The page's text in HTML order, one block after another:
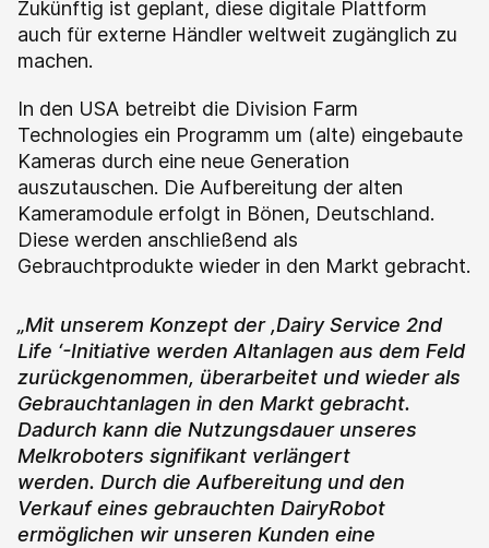
Zukünftig ist geplant, diese digitale Plattform
auch für externe Händler weltweit zugänglich zu
machen.
In den USA betreibt die Division Farm
Technologies ein Programm um (alte) eingebaute
Kameras durch eine neue Generation
auszutauschen. Die Aufbereitung der alten
Kameramodule erfolgt in Bönen, Deutschland.
Diese werden anschließend als
Gebrauchtprodukte wieder in den Markt gebracht.
„Mit unserem Konzept der ,Dairy Service 2nd
Life ‘-Initiative werden Altanlagen aus dem Feld
zurückgenommen, überarbeitet und wieder als
Gebrauchtanlagen in den Markt gebracht.
Dadurch kann die Nutzungsdauer unseres
Melkroboters signifikant verlängert
werden. Durch die Aufbereitung und den
Verkauf eines gebrauchten DairyRobot
ermöglichen wir unseren Kunden eine